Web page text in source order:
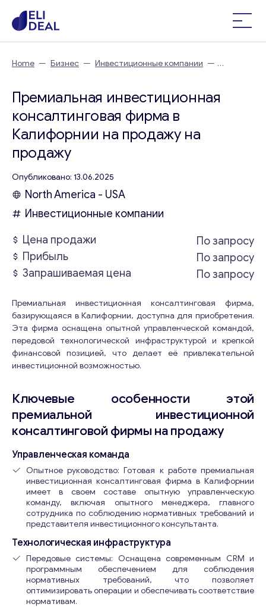
Home — Бизнес — Инвестиционные компании —
Премиальная инвестиционная
консалтинговая фирма в
Калифорнии на продажу на
продажу
Опубликовано: 13.06.2025
North America - USA
Инвестиционные компании
Цена продажи
По запросу
Прибыль
По запросу
Запрашиваемая цена
По запросу
Премиальная инвестиционная консалтинговая фирма,
базирующаяся в Калифорнии, доступна для приобретения.
Эта фирма оснащена опытной управленческой командой,
передовой технологической инфраструктурой и крепкой
финансовой позицией, что делает её привлекательной
инвестиционной возможностью.
Ключевые особенности этой
премиальной инвестиционной
консалтинговой фирмы на продажу
Управленческая команда
Опытное руководство: Готовая к работе премиальная
инвестиционная консалтинговая фирма в Калифорнии
имеет в своем составе опытную управленческую
команду, включая опытного менеджера, главного
сотрудника по соблюдению нормативных требований и
представителя инвестиционного консультанта.
Технологическая инфраструктура
Передовые системы: Оснащена современным CRM и
программным обеспечением для соблюдения
нормативных требований, что позволяет
оптимизировать операции и обеспечивать соответствие
нормативам.